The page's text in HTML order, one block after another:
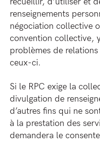
renseignements
négociation collective
convention collective,
problèmes de
ceux-ci.
Si le RPC exige la
divulgation de
d’autres fins qui ne
à la prestation des
demandera le